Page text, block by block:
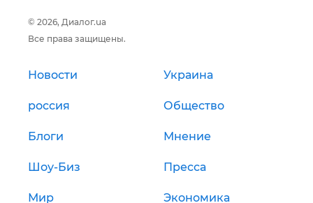
© 2026, Диалог.ua
Все права защищены.
Новости Украина
россия Общество
Блоги Мнение
Шоу-Биз Пресса
Мир Экономика